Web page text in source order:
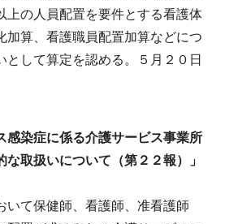
上の人員配置を要件とする看護体
加算、看護職員配置加算などにつ
として算定を認める。５月２０日
感染症に係る介護サービス事業所
取扱いについて（第２２報）」
て保健師、看護師、准看護師